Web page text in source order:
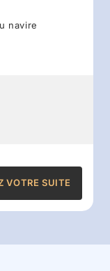
navire
VOTRE SUITE